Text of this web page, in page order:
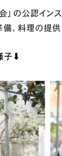
」の公認イン
、料理の提供
子⬇︎